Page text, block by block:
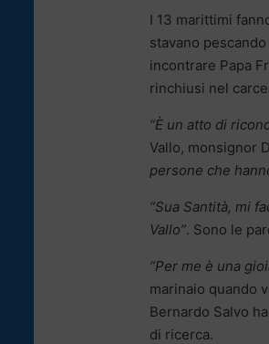
I 13 marittimi
stavano
incontrare Papa
rinchiusi nel
“È un atto di
Vallo, monsignor
persone che
“Sua Santità, mi
Vallo”. Sono le
“Per me è una
marinaio quando
Bernardo Salvo
di ricerca.